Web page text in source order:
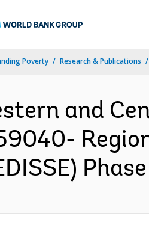
Poverty Research & Publications
and